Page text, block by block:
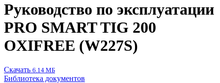
Руководство по эксплуатации
PRO SMART TIG 200
OXIFREE (W227S)
Скачать 6.14 МБ
Библиотека документов